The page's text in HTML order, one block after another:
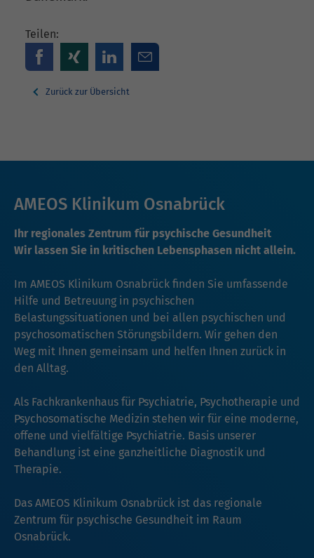
Teilen:
Zurück zur Übersicht
AMEOS Klinikum Osnabrück
Ihr regionales Zentrum für psychische Gesundheit
Wir lassen Sie in kritischen Lebensphasen nicht allein.
Im AMEOS Klinikum Osnabrück finden Sie umfassende
Hilfe und Betreuung in psychischen
Belastungssituationen und bei allen psychischen und
psychosomatischen Störungsbildern. Wir gehen den
Weg mit Ihnen gemeinsam und helfen Ihnen zurück in
den Alltag.
Als Fachkrankenhaus für Psychiatrie, Psychotherapie und
Psychosomatische Medizin stehen wir für eine moderne,
offene und vielfältige Psychiatrie. Basis unserer
Behandlung ist eine ganzheitliche Diagnostik und
Therapie.
Das AMEOS Klinikum Osnabrück ist das regionale
Zentrum für psychische Gesundheit im Raum
Osnabrück.